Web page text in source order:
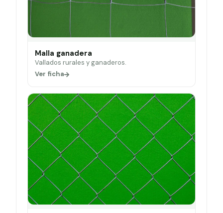
Malla ganadera
Vallados rurales y ganaderos.
Ver ficha